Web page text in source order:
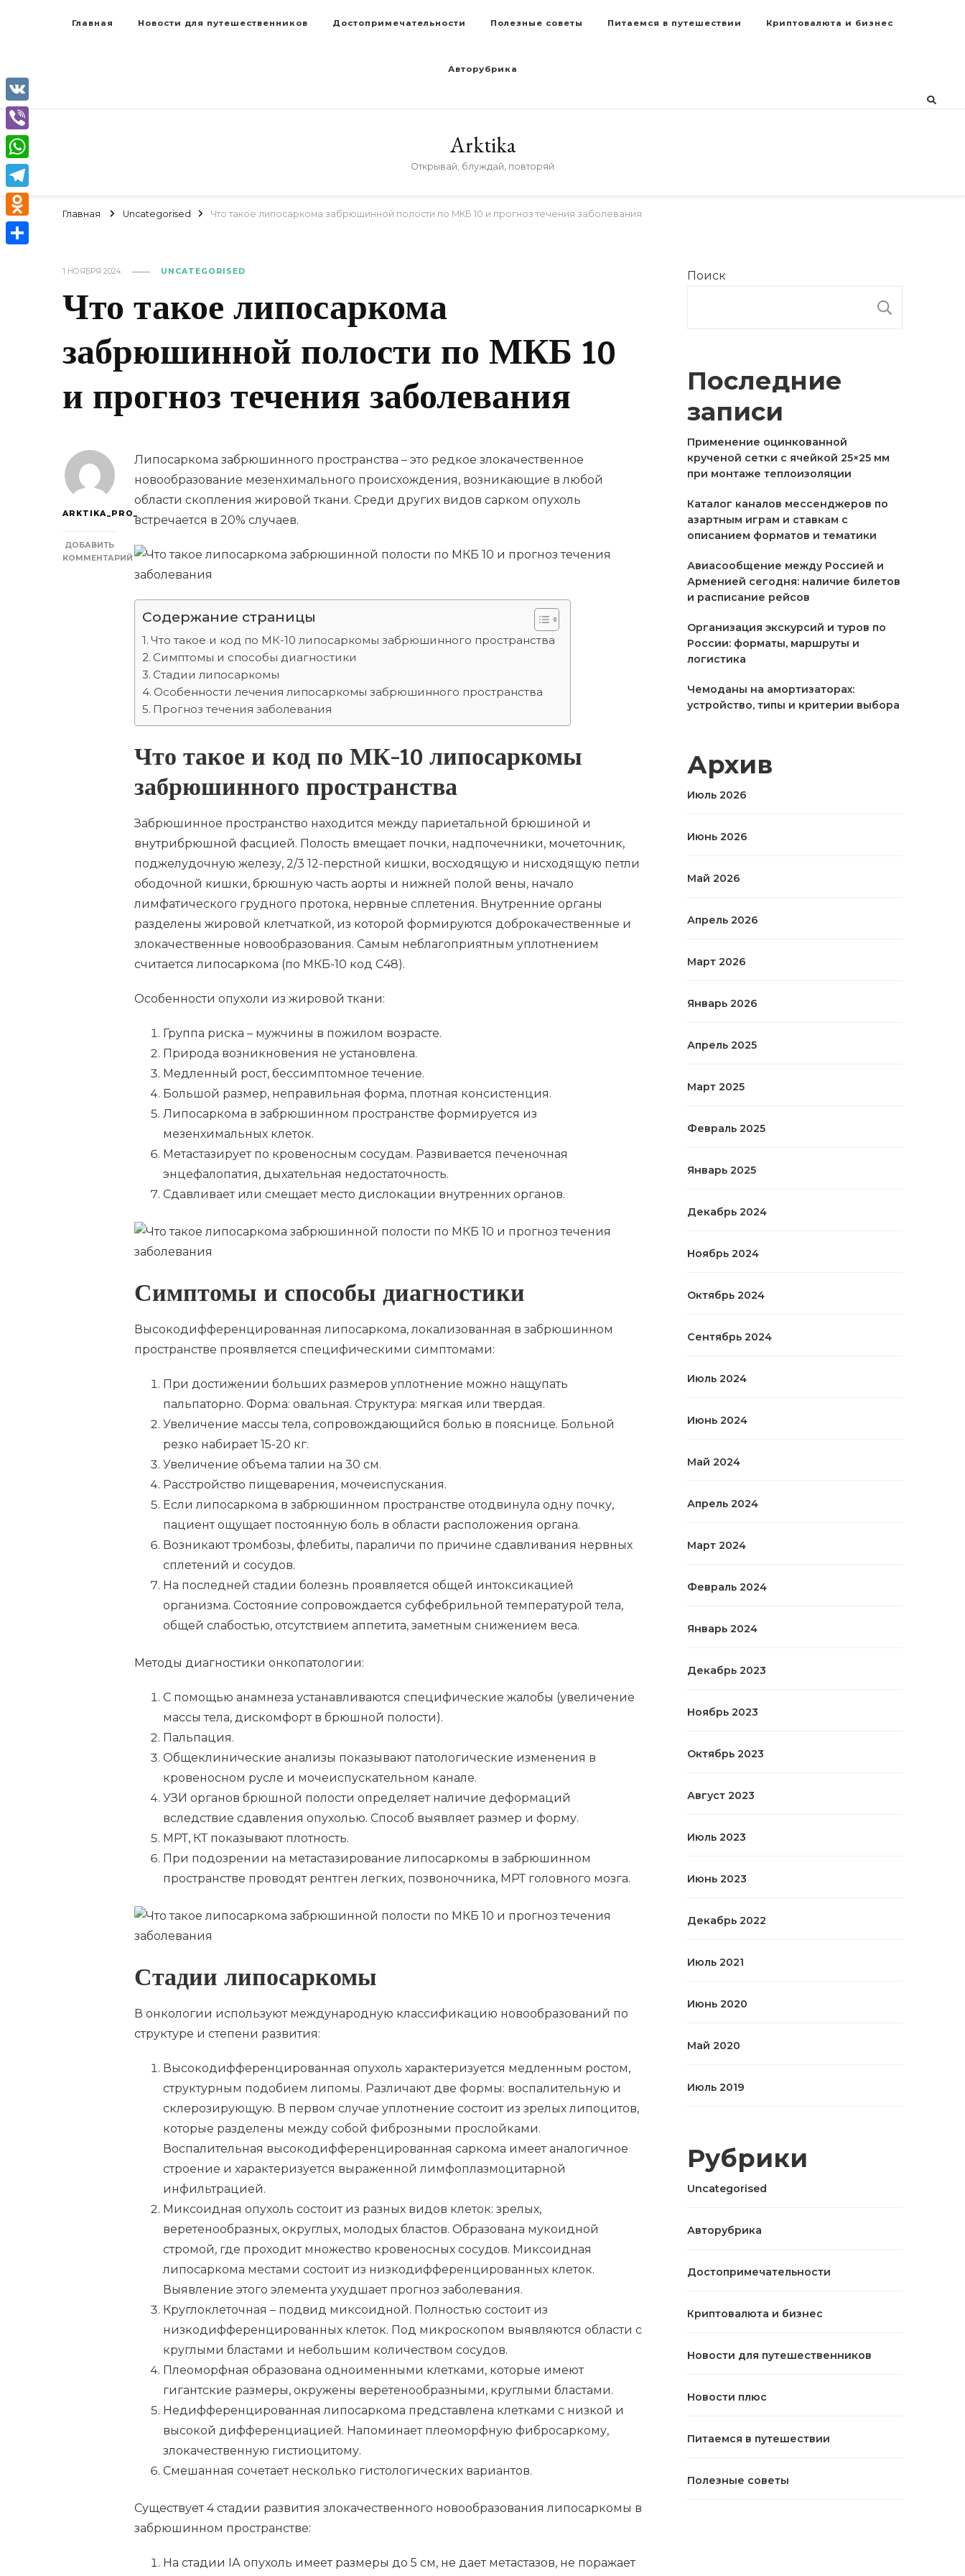
Главная Новости для путешественников Достопримечательности Полезные советы Питаемся в путешествии Криптовалюта и бизнес
Авторубрика
Arktika
Открывай, блуждай, повторяй
Главная Uncategorised Что такое липосаркома забрюшинной полости по МКБ 10 и прогноз течения заболевания
1 НОЯБРЯ 2024 UNCATEGORISED
Что такое липосаркома
забрюшинной полости по МКБ 10
и прогноз течения заболевания
ARKTIKA_PRO_
ДОБАВИТЬ
КОММЕНТАРИЙ
ЛИПОСАРКОМА
ЗАБРЮШИННОЙ
Липосаркома забрюшинного пространства – это редкое злокачественное
новообразование мезенхимального происхождения, возникающие в любой
области скопления жировой ткани. Среди других видов сарком опухоль
встречается в 20% случаев.
Содержание страницы
Что такое и код по МК-10 липосаркомы забрюшинного пространства
Симптомы и способы диагностики
Стадии липосаркомы
Особенности лечения липосаркомы забрюшинного пространства
Прогноз течения заболевания
Что такое и код по МК-10 липосаркомы
забрюшинного пространства
Забрюшинное пространство находится между париетальной брюшиной и
внутрибрюшной фасцией. Полость вмещает почки, надпочечники, мочеточник,
поджелудочную железу, 2/3 12-перстной кишки, восходящую и нисходящую петли
ободочной кишки, брюшную часть аорты и нижней полой вены, начало
лимфатического грудного протока, нервные сплетения. Внутренние органы
разделены жировой клетчаткой, из которой формируются доброкачественные и
злокачественные новообразования. Самым неблагоприятным уплотнением
считается липосаркома (по МКБ-10 код С48).
Особенности опухоли из жировой ткани:
Группа риска – мужчины в пожилом возрасте.
Природа возникновения не установлена.
Медленный рост, бессимптомное течение.
Большой размер, неправильная форма, плотная консистенция.
Липосаркома в забрюшинном пространстве формируется из
мезенхимальных клеток.
Метастазирует по кровеносным сосудам. Развивается печеночная
энцефалопатия, дыхательная недостаточность.
Сдавливает или смещает место дислокации внутренних органов.
Симптомы и способы диагностики
Высокодифференцированная липосаркома, локализованная в забрюшинном
пространстве проявляется специфическими симптомами:
При достижении больших размеров уплотнение можно нащупать
пальпаторно. Форма: овальная. Структура: мягкая или твердая.
Увеличение массы тела, сопровождающийся болью в пояснице. Больной
резко набирает 15-20 кг.
Увеличение объема талии на 30 см.
Расстройство пищеварения, мочеиспускания.
Если липосаркома в забрюшинном пространстве отодвинула одну почку,
пациент ощущает постоянную боль в области расположения органа.
Возникают тромбозы, флебиты, параличи по причине сдавливания нервных
сплетений и сосудов.
На последней стадии болезнь проявляется общей интоксикацией
организма. Состояние сопровождается субфебрильной температурой тела,
общей слабостью, отсутствием аппетита, заметным снижением веса.
Методы диагностики онкопатологии:
С помощью анамнеза устанавливаются специфические жалобы (увеличение
массы тела, дискомфорт в брюшной полости).
Пальпация.
Общеклинические анализы показывают патологические изменения в
кровеносном русле и мочеиспускательном канале.
УЗИ органов брюшной полости определяет наличие деформаций
вследствие сдавления опухолью. Способ выявляет размер и форму.
МРТ, КТ показывают плотность.
При подозрении на метастазирование липосаркомы в забрюшинном
пространстве проводят рентген легких, позвоночника, МРТ головного мозга.
Стадии липосаркомы
В онкологии используют международную классификацию новообразований по
структуре и степени развития:
Высокодифференцированная опухоль характеризуется медленным ростом,
структурным подобием липомы. Различают две формы: воспалительную и
склерозирующую. В первом случае уплотнение состоит из зрелых липоцитов,
которые разделены между собой фиброзными прослойками.
Воспалительная высокодифференцированная саркома имеет аналогичное
строение и характеризуется выраженной лимфоплазмоцитарной
инфильтрацией.
Миксоидная опухоль состоит из разных видов клеток: зрелых,
веретенообразных, округлых, молодых бластов. Образована мукоидной
стромой, где проходит множество кровеносных сосудов. Миксоидная
липосаркома местами состоит из низкодифференцированных клеток.
Выявление этого элемента ухудшает прогноз заболевания.
Круглоклеточная – подвид миксоидной. Полностью состоит из
низкодифференцированных клеток. Под микроскопом выявляются области с
круглыми бластами и небольшим количеством сосудов.
Плеоморфная образована одноименными клетками, которые имеют
гигантские размеры, окружены веретенообразными, круглыми бластами.
Недифференцированная липосаркома представлена клетками с низкой и
высокой дифференциацией. Напоминает плеоморфную фибросаркому,
злокачественную гистиоцитому.
Смешанная сочетает несколько гистологических вариантов.
Существует 4 стадии развития злокачественного новообразования липосаркомы в
забрюшинном пространстве:
На стадии IА опухоль имеет размеры до 5 см, не дает метастазов, не поражает
Поиск
Последние
записи
Применение оцинкованной
крученой сетки с ячейкой 25×25 мм
при монтаже теплоизоляции
Каталог каналов мессенджеров по
азартным играм и ставкам с
описанием форматов и тематики
Авиасообщение между Россией и
Арменией сегодня: наличие билетов
и расписание рейсов
Организация экскурсий и туров по
России: форматы, маршруты и
логистика
Чемоданы на амортизаторах:
устройство, типы и критерии выбора
Архив
Июль 2026
Июнь 2026
Май 2026
Апрель 2026
Март 2026
Январь 2026
Апрель 2025
Март 2025
Февраль 2025
Январь 2025
Декабрь 2024
Ноябрь 2024
Октябрь 2024
Сентябрь 2024
Июль 2024
Июнь 2024
Май 2024
Апрель 2024
Март 2024
Февраль 2024
Январь 2024
Декабрь 2023
Ноябрь 2023
Октябрь 2023
Август 2023
Июль 2023
Июнь 2023
Декабрь 2022
Июль 2021
Июнь 2020
Май 2020
Июль 2019
Рубрики
Uncategorised
Авторубрика
Достопримечательности
Криптовалюта и бизнес
Новости для путешественников
Новости плюс
Питаемся в путешествии
Полезные советы
VK
Viber
WhatsApp
Telegram
Odnoklassniki